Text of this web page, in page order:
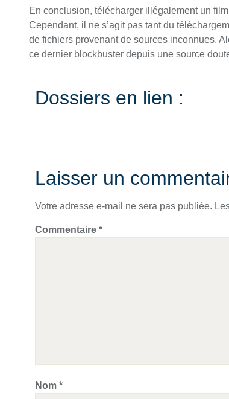
En conclusion, télécharger illégalement un
Cependant, il ne s’agit pas tant du
de fichiers provenant de sources inconnues.
ce dernier blockbuster depuis une source
Dossiers en lien :
Laisser un
Votre adresse e-mail ne sera pas publiée.
Commentaire *
Nom *